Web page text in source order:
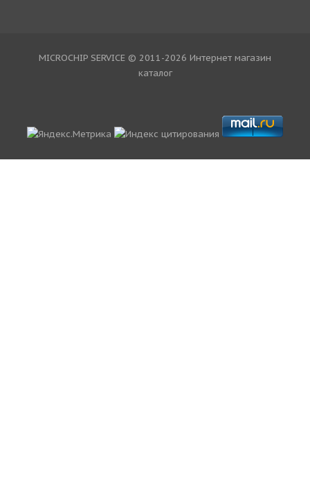
MICROCHIP SERVICE © 2011-2026 Интернет магазин
каталог